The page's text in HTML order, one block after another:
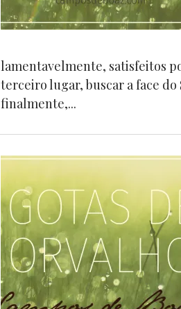
lamentavelmente, satisfeitos
terceiro lugar, buscar a face
finalmente,...